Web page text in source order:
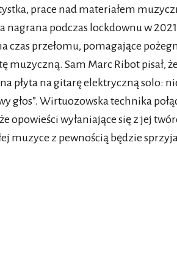
prace nad materiałem
nagrana podczas lockdownu w
czas przełomu, pomagające
muzyczną. Sam Marc Ribot pisał,
płyta na gitarę elektryczną solo:
głos”. Wirtuozowska technika
opowieści wyłaniające się z jej
muzyce z pewnością będzie